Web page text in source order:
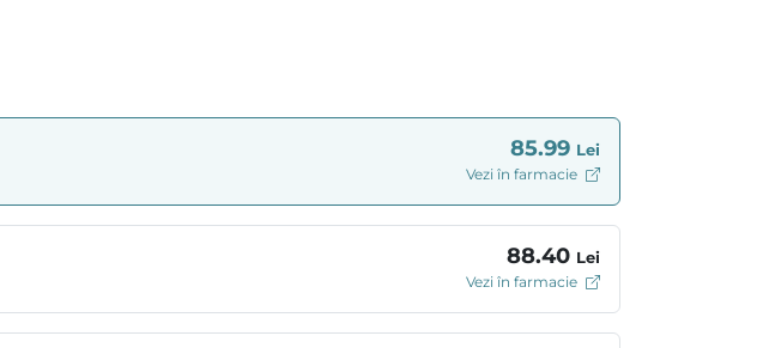
85.99 Lei
Vezi în farmacie
88.40 Lei
Vezi în farmacie